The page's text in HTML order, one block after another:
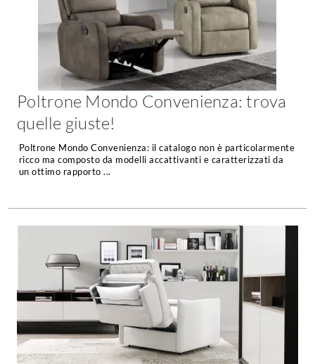
Reti Letto
Cuscini
Consigli materassi
Bagno
Arredo Bagno
Sanitari
Cabine Doccia
Idromassaggio
Rubinetteria
Vasche da Bagno
Giardino
Arredo giardino
Tende da sole
Gazebo
Rivestimenti
Ceramica
Cotto
Resina
Parquet
Moquette
Fai da Te
Fai da te in giardino
Il fai da te in bagno
Casa fai da te
Poltrone Mondo Convenienza: trova
quelle giuste!
Poltrone Mondo Convenienza: il catalogo non è particolarmente
ricco ma composto da modelli accattivanti e caratterizzati da
un ottimo rapporto ...